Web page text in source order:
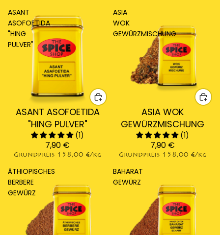
ASANT
ASOFOETIDA
"HING
PULVER"
ASANT ASOFOETIDA
"HING PULVER"
(1)
7,90 €
Grundpreis 158,00 €/kg
ASIA
WOK
GEWÜRZMISCHUNG
ASIA WOK
GEWÜRZMISCHUNG
(1)
7,90 €
Grundpreis 158,00 €/kg
ÄTHIOPISCHES
BERBERE
GEWÜRZ
BAHARAT
GEWÜRZ